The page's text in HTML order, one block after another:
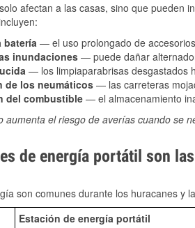
afectan a las casas, sino que pueden
batería— el uso prolongado de
inundaciones— puede dañar
— los limpiaparabrisas desgastados
de los neumáticos— las carreteras
del combustible— el almacenamiento
aumenta el riesgo de averías cuando se
de energía portátil son
son comunes durante los huracanes y
Estación de energía portátil